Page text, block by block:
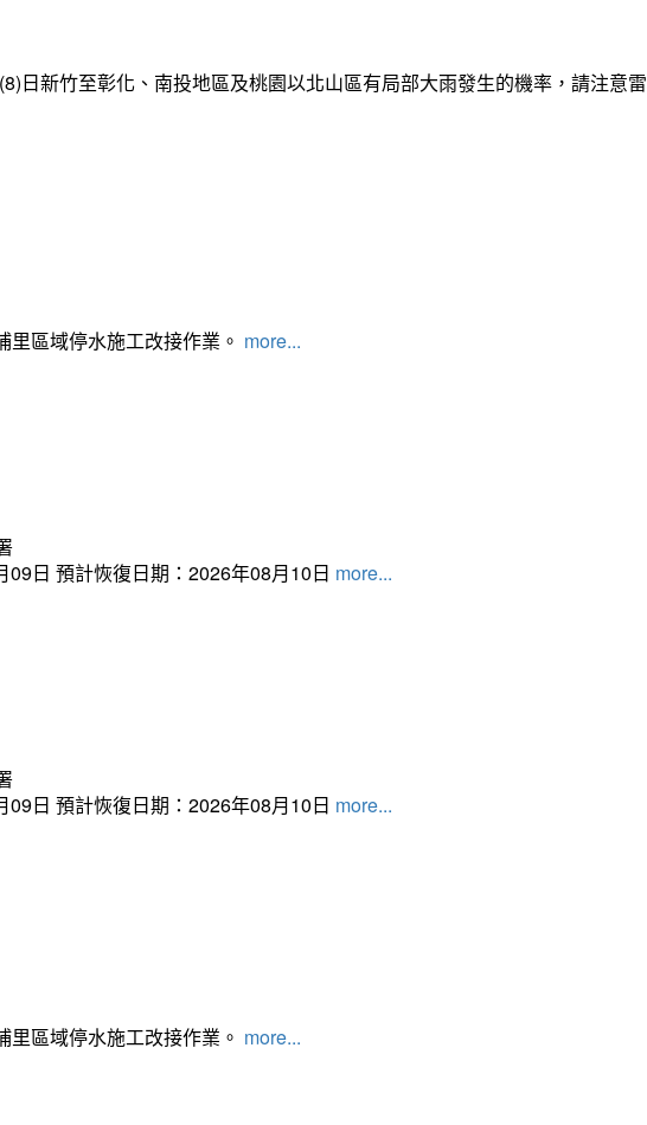
日新竹至彰化、南投地區及桃園以北山區有局部大雨發生的機率，請注意
區域停水施工改接作業。 more...
日 預計恢復日期：2026年08月10日 more...
日 預計恢復日期：2026年08月10日 more...
區域停水施工改接作業。 more...